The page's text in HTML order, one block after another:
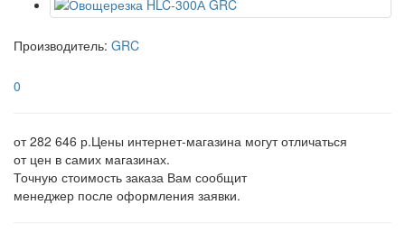
Производитель: GRC
0
от 282 646 р.Цены интернет-магазина могут отличаться
от цен в самих магазинах.
Точную стоимость заказа Вам сообщит
менеджер после оформления заявки.